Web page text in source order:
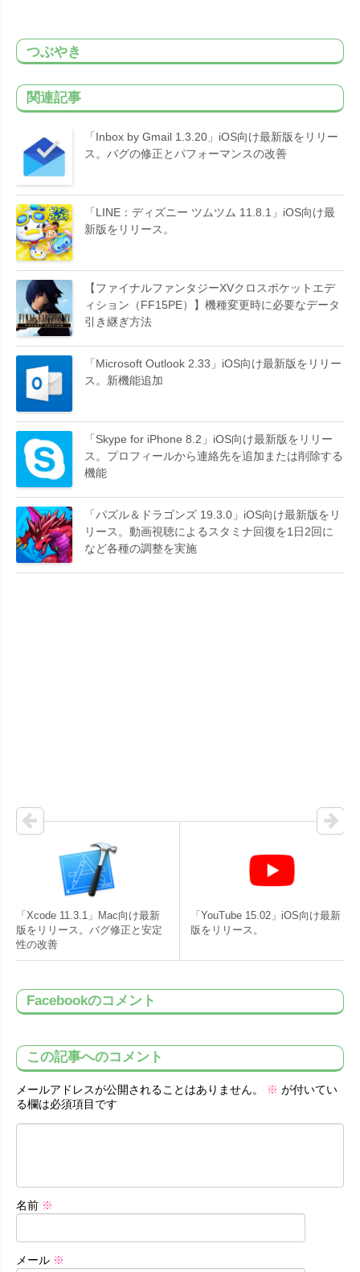
つぶやき
関連記事
「Inbox by Gmail 1.3.20」iOS向け最新版をリリー
ス。バグの修正とパフォーマンスの改善
「LINE：ディズニー ツムツム 11.8.1」iOS向け最
新版をリリース。
【ファイナルファンタジーXVクロスポケットエデ
ィション（FF15PE）】機種変更時に必要なデータ
引き継ぎ方法
「Microsoft Outlook 2.33」iOS向け最新版をリリー
ス。新機能追加
「Skype for iPhone 8.2」iOS向け最新版をリリー
ス。プロフィールから連絡先を追加または削除する
機能
「パズル＆ドラゴンズ 19.3.0」iOS向け最新版をリ
リース。動画視聴によるスタミナ回復を1日2回に
など各種の調整を実施
「Xcode 11.3.1」Mac向け最新
版をリリース。バグ修正と安定
性の改善
「YouTube 15.02」iOS向け最新
版をリリース。
Facebookのコメント
この記事へのコメント
メールアドレスが公開されることはありません。 ※ が付いてい
る欄は必須項目です
名前 ※
メール ※